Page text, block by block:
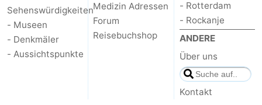
Sehenswürdigkeiten
- Museen
- Denkmäler
- Aussichtspunkte
Medizin Adressen
Forum
Reisebuchshop
- Rotterdam
- Rockanje
ANDERE
Über uns
Kontakt